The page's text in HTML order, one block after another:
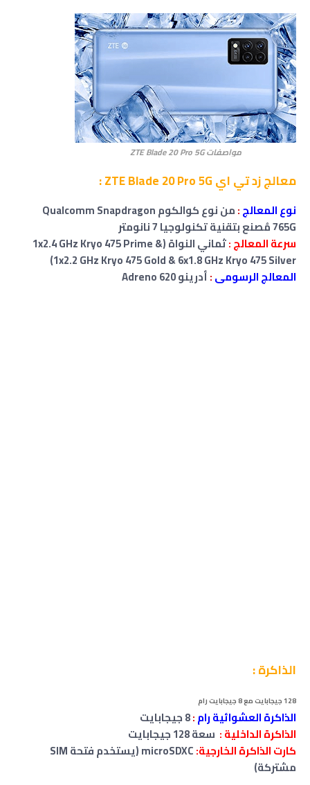
مواصفات ZTE Blade 20 Pro 5G
معالج زد تي اي ZTE Blade 20 Pro 5G :
نوع المعالج:
من نوع كوالكوم Qualcomm Snapdragon
765G مُصنع بتقنية تكنولوجيا 7 نانومتر
سرعة المعالج :
ثماني النواة (1x2.4 GHz Kryo 475 Prime &
1x2.2 GHz Kryo 475 Gold & 6x1.8 GHz Kryo 475 Silver)
المعالج الرسومى:أدرينو Adreno 620
الذاكرة :
128 جيجابايت مع 8 جيجابايت رام
الذاكرة العشوائية رام:
الذاكرة الداخلية : سعة 128 جيجابايت
كارت الذاكرة الخارجية:
microSDXC (يستخدم فتحة SIM
مشتركة)